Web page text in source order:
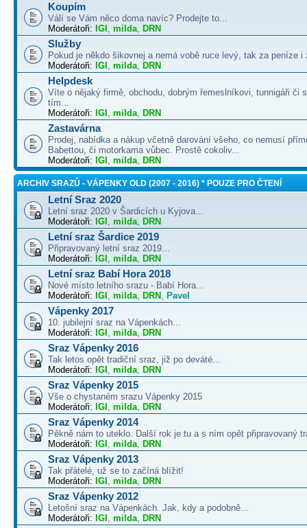
Koupím
Válí se Vám něco doma navíc? Prodejte to...
Moderátoři: IGI , milda, DRN
Služby
Pokud je někdo šikovnej a nemá vobě ruce levý, tak za peníze i
Moderátoři: IGI , milda, DRN
Helpdesk
Víte o nějaký firmě, obchodu, dobrým řemeslníkovi, tunnigáři či
tím...
Moderátoři: IGI , milda, DRN
Zastavárna
Prodej, nabídka a nákup včetně darování všeho, co nemusí
Babettou, či motorkama vůbec. Prostě cokoliv...
Moderátoři: IGI , milda, DRN
ARCHIV SRAZŮ - VÁPENKY OLD (2007 - 2016) * POUZE PRO ČTENÍ
Letní Sraz 2020
Letní sraz 2020 v Šardicích u Kyjova...
Moderátoři: IGI , milda, DRN
Letní sraz Šardice 2019
Připravovaný letní sraz 2019...
Moderátoři: IGI , milda, DRN
Letní sraz Babí Hora 2018
Nové místo letního srazu - Babí Hora...
Moderátoři: IGI , milda, DRN , Pavel
Vápenky 2017
10. jubilejní sraz na Vápenkách...
Moderátoři: IGI , milda, DRN
Sraz Vápenky 2016
Tak letos opět tradiční sraz, již po deváté...
Moderátoři: IGI , milda, DRN
Sraz Vápenky 2015
Vše o chystaném srazu Vápenky 2015
Moderátoři: IGI , milda, DRN
Sraz Vápenky 2014
Pěkně nám to uteklo. Další rok je tu a s ním opět připravovaný
Moderátoři: IGI , milda, DRN
Sraz Vápenky 2013
Tak přátelé, už se to začíná blížit!
Moderátoři: IGI , milda, DRN
Sraz Vápenky 2012
Letošní sraz na Vápenkách. Jak, kdy a podobně...
Moderátoři: IGI , milda, DRN